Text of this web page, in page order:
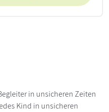
in unsicheren Zeiten
Kind in unsicheren